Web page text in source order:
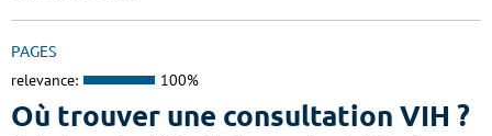
PAGES
relevance: 100%
Où trouver une consultation VIH ?